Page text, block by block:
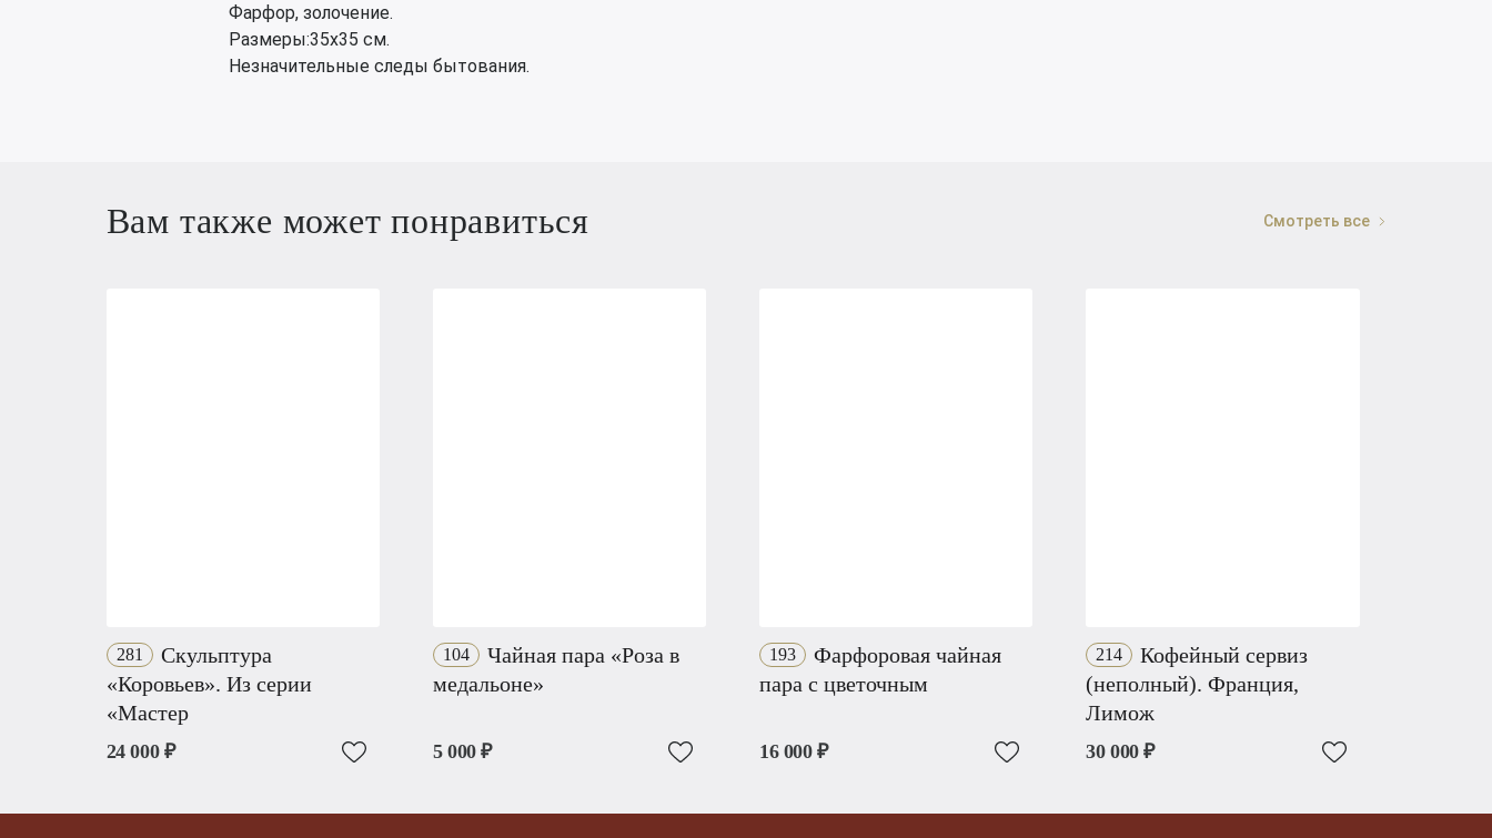
Фарфор, золочение.
Размеры:35х35 см.
Незначительные следы бытования.
Вам также может понравиться Смотреть все
281
Скульптура
«Коровьев». Из серии
«Мастер
24 000 ₽
104
Чайная пара «Роза в
медальоне»
5 000 ₽
193
Фарфоровая чайная
пара с цветочным
16 000 ₽
214
Кофейный сервиз
(неполный). Франция,
Лимож
30 000 ₽